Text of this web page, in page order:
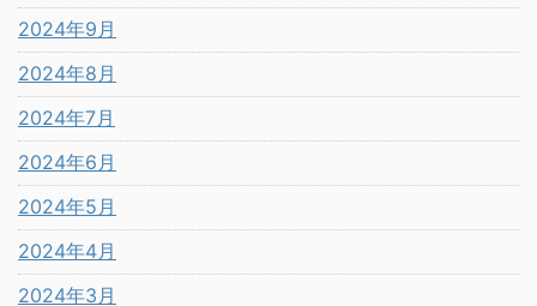
2024年9月
2024年8月
2024年7月
2024年6月
2024年5月
2024年4月
2024年3月